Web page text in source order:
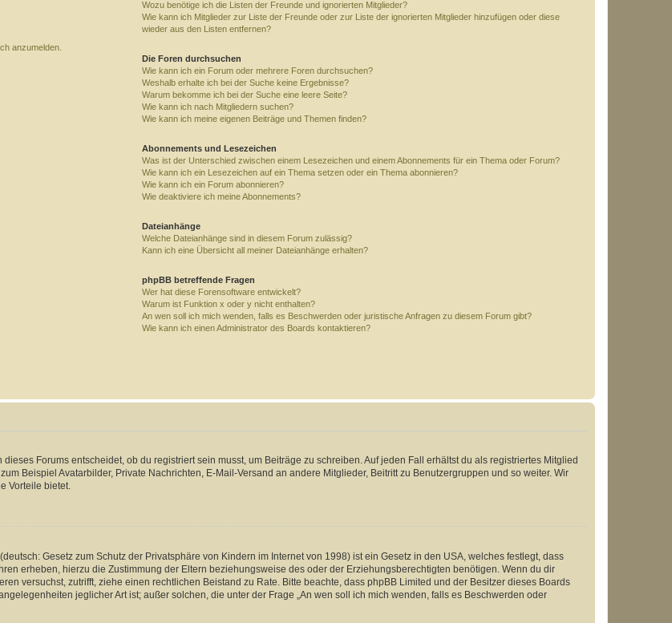
anzumelden.
Wozu benötige ich die Listen der Freunde und ignorierten Mitglieder?
Wie kann ich Mitglieder zur Liste der Freunde oder zur Liste der ignorierten Mitglieder hinzufügen oder diese
wieder aus den Listen entfernen?
Die Foren durchsuchen
Wie kann ich ein Forum oder mehrere Foren durchsuchen?
Weshalb erhalte ich bei der Suche keine Ergebnisse?
Warum bekomme ich bei der Suche eine leere Seite?
Wie kann ich nach Mitgliedern suchen?
Wie kann ich meine eigenen Beiträge und Themen finden?
Abonnements und Lesezeichen
Was ist der Unterschied zwischen einem Lesezeichen und einem Abonnements für ein Thema oder Forum?
Wie kann ich ein Lesezeichen auf ein Thema setzen oder ein Thema abonnieren?
Wie kann ich ein Forum abonnieren?
Wie deaktiviere ich meine Abonnements?
Dateianhänge
Welche Dateianhänge sind in diesem Forum zulässig?
Kann ich eine Übersicht all meiner Dateianhänge erhalten?
phpBB betreffende Fragen
Wer hat diese Forensoftware entwickelt?
Warum ist Funktion x oder y nicht enthalten?
An wen soll ich mich wenden, falls es Beschwerden oder juristische Anfragen zu diesem Forum gibt?
Wie kann ich einen Administrator des Boards kontaktieren?
Forums entscheidet, ob du registriert sein musst, um Beiträge zu schreiben. Auf jeden Fall erhältst du als registriertes Mitglied
Beispiel Avatarbilder, Private Nachrichten, E-Mail-Versand an andere Mitglieder, Beitritt zu Benutzergruppen und so weiter. Wir
Vorteile bietet.
Gesetz zum Schutz der Privatsphäre von Kindern im Internet von 1998) ist ein Gesetz in den USA, welches festlegt, dass
erheben, hierzu die Zustimmung der Eltern beziehungsweise des oder der Erziehungsberechtigten benötigen. Wenn du dir
versuchst, zutrifft, ziehe einen rechtlichen Beistand zu Rate. Bitte beachte, dass phpBB Limited und der Besitzer dieses Boards
jeglicher Art ist; außer solchen, die unter der Frage „An wen soll ich mich wenden, falls es Beschwerden oder